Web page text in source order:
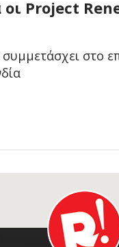
Project
στο